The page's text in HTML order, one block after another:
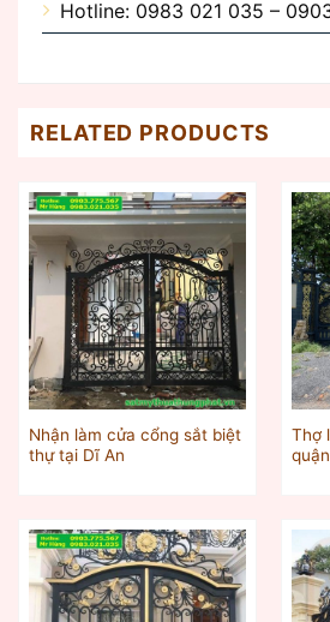
Hotline: 0983 021 035 –
RELATED PRODUCTS
Nhận làm cửa cổng sắt biệt
thự tại Dĩ An
Thợ